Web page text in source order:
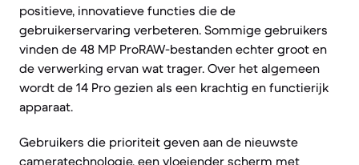
positieve, innovatieve functies die de
gebruikerservaring verbeteren. Sommige gebruikers
vinden de 48 MP ProRAW-bestanden echter groot en
de verwerking ervan wat trager. Over het algemeen
wordt de 14 Pro gezien als een krachtig en functierijk
apparaat.
Gebruikers die prioriteit geven aan de nieuwste
cameratechnologie, een vloeiender scherm met